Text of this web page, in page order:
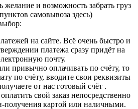
желание и возможность забрать груз
самовывоза здесь)
на сайте. Всё очень быстро и
платежа сразу придёт на
почту.
привычно оплачивать по счёту, то
по счёту, вводите свои реквизиты
от нас готовый счёт .
свой заказ непосредственно
получения картой или наличными.